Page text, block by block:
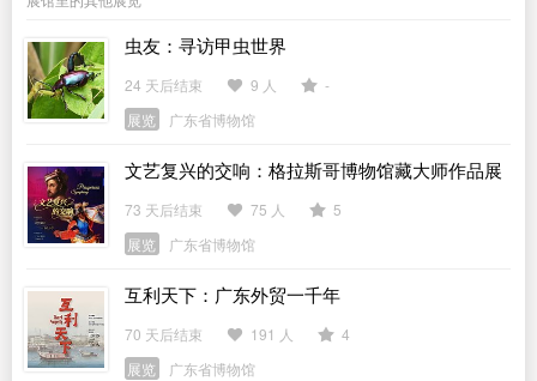
虫友：寻访甲虫世界
24 天后结束 9 人
-
展览
广东省博物馆
文艺复兴的交响：格拉斯哥博物馆藏大师作品展
73 天后结束 75 人
5
展览
广东省博物馆
互利天下：广东外贸一千年
70 天后结束 191 人
4
展览
广东省博物馆